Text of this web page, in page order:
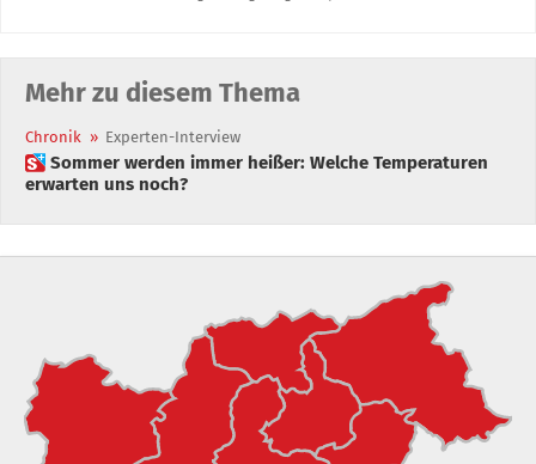
Mehr zu diesem Thema
Chronik » Experten-Interview
 Sommer werden immer heißer: Welche Temperaturen
erwarten uns noch?